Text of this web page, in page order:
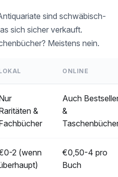
sind schwäbisch-
sich sicher verkauft.
Meistens nein.
ONLINE
&
Auch
&
2 (wenn
€0,50-4 pro
Buch